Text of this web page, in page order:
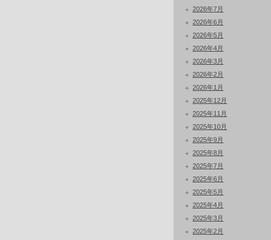
2026年7月
2026年6月
2026年5月
2026年4月
2026年3月
2026年2月
2026年1月
2025年12月
2025年11月
2025年10月
2025年9月
2025年8月
2025年7月
2025年6月
2025年5月
2025年4月
2025年3月
2025年2月